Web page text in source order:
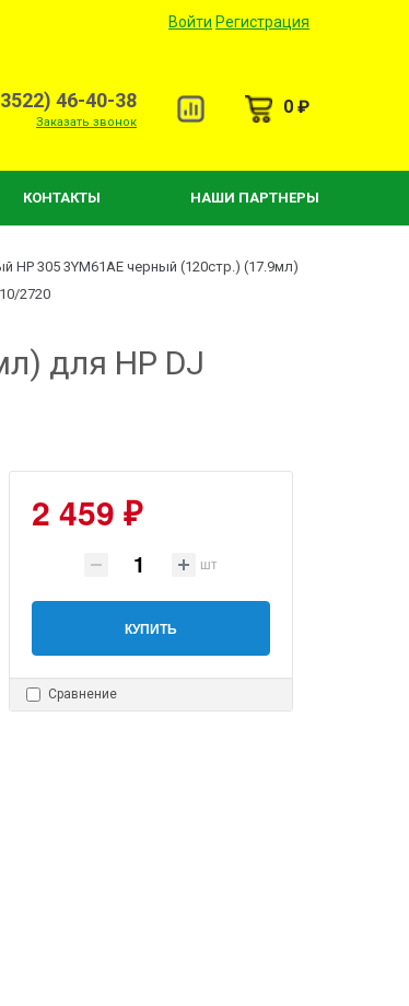
Войти Регистрация
46-40-38
Заказать звонок
0 ₽
КОНТАКТЫ НАШИ ПАРТНЕРЫ
HP 305 3YM61AE черный (120стр.) (17.9мл)
2720
для HP DJ
2 459 ₽
шт
КУПИТЬ
Сравнение